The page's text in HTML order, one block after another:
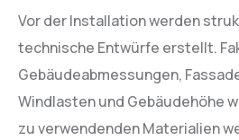
Vor der Installation werden
technische Entwürfe erstellt.
Gebäudeabmessungen,
Windlasten und Gebäudehöhe
zu verwendenden Materialien